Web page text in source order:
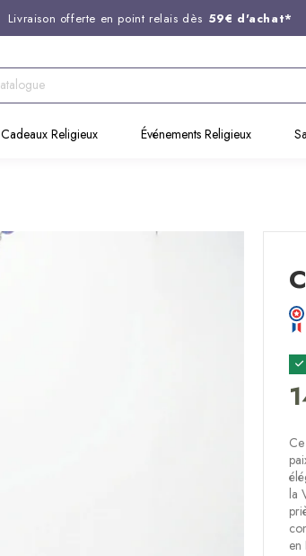
Livraison offerte en point relais dès 59€ d'achat*
Support client disponible au
Commandez avant 14H, expédition le jour même !
Cadeaux Religieux Événements Religieux
la
en